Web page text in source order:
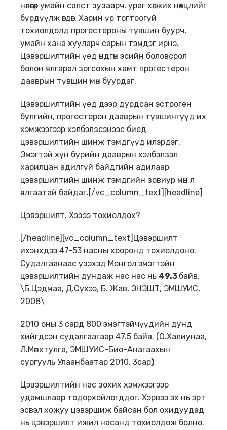
нөлөөгөөр умайн салст зузаарч, ураг хөгжих нөхцлийг
бүрдүүлж өгдөг. Харин үр тогтоогүй
тохиолдолд прогестероны түвшин буурч,
умайн хана хууларч сарын тэмдэг ирнэ.
Цэвэршилтийн үед өндгөн эсийн боловсрол
болон ялгарал зогсохын хамт прогестерон
дааврын түвшин мөн буурдаг.
Цэвэршилтийн үед дээр дурдсан эстроген
бүлгийн, прогестерон дааврын түвшингүүд их
хэмжээгээр хэлбэлзсэнээс биед
цэвэршилтийн шинж тэмдгүүд илэрдэг.
Эмэгтэй хүн бүрийн дааврын хэлбэлзэл
харилцан адилгүй байдгийн адилаар
цэвэршилтийн шинж тэмдгийн зовиур мөн л
ялгаатай байдаг.[/vc_column_text][headline]
Цэвэршилт. Хэзээ тохиолдох?
[/headline][vc_column_text]Цэвэршилт
ихэнхдээ 47-53 насны хооронд тохиолдоно.
Судалгаанаас үзэхэд Монгол эмэгтэйн
цэвэршилтийн дундаж нас нас нь 49.3 байв.
\Б.Цэдмаа, Д.Сүхээ, Б. Жав, ЭНЭШТ, ЭМШУИС,
2008\
2010 оны 3 сард 800 эмэгтэйчүүдийн дунд
хийгдсэн судалгаагаар 47.5 байв. (О.Халиунаа,
Л.Мөнхтулга, ЭМШУИС-Био-Анагаахын
сургууль Улаанбаатар 2010. 3сар)
Цэвэршилтийн нас зохих хэмжээгээр
удамшлаар тодорхойлогддог. Хэрвээ эх нь эрт
эсвэл хожуу цэвэршиж байсан бол охидуудад
нь цэвэршилт ижил насанд тохиолдож болно.